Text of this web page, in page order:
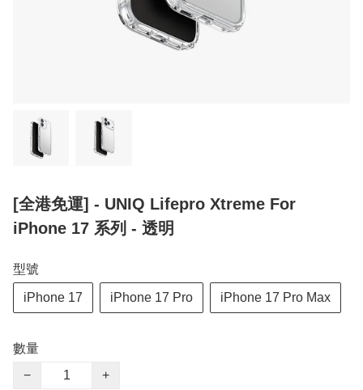
[全港免運] - UNIQ Lifepro Xtreme For
iPhone 17 系列 - 透明
型號
iPhone 17 iPhone 17 Pro iPhone 17 Pro Max
數量
−
+